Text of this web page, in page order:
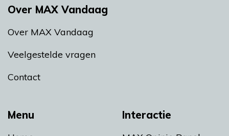
Menu Interactie
Over MAX Vandaag
Over MAX Vandaag
Veelgestelde vragen
Contact